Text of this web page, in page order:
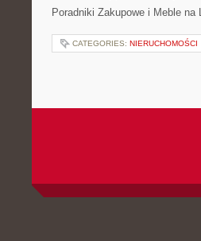
Poradniki Zakupowe i Meble
CATEGORIES: NIERUCHOMOŚCI